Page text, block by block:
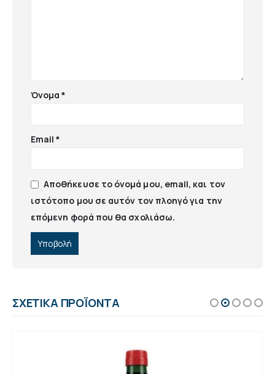
Όνομα*
Email*
Αποθήκευσε το όνομά μου, email, και τον
ιστότοπο μου σε αυτόν τον πλοηγό για την
επόμενη φορά που θα σχολιάσω.
ΣΧΕΤΙΚΆ ΠΡΟΪΌΝΤΑ